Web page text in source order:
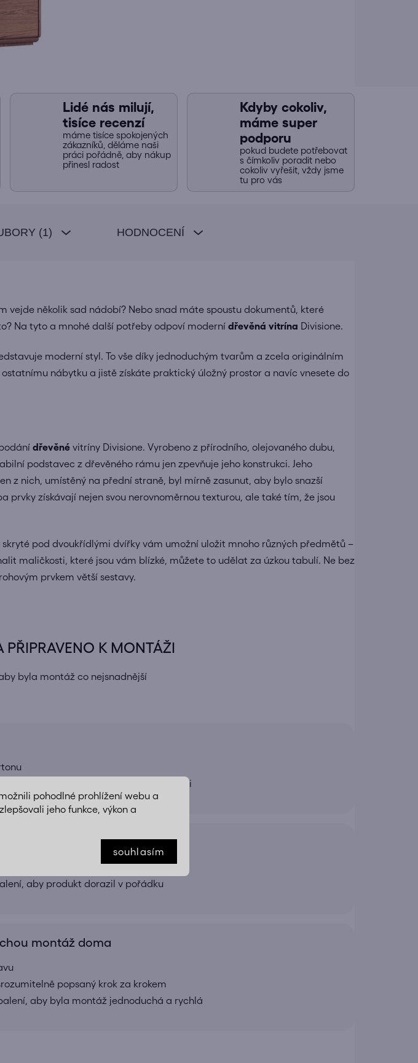
pohodlné prohlížení webu a
jeho funkce, výkon a
souhlasím
Lidé nás milují,
tisíce recenzí
máme tisíce spokojených
zákazníků, děláme naši
práci pořádně, aby nákup
přinesl radost
Kdyby cokoliv,
máme super
podporu
pokud budete potřebovat
s čímkoliv poradit nebo
cokoliv vyřešit, vždy jsme
tu pro vás
(1) HODNOCENÍ
vejde několik sad nádobí? Nebo snad máte spoustu dokumentů, které
Na tyto a mnohé další potřeby odpoví moderní dřevěná vitrína Divisione.
moderní styl. To vše díky jednoduchým tvarům a zcela originálním
nábytku a jistě získáte praktický úložný prostor a navíc vnesete do
dřevěné vitríny Divisione. Vyrobeno z přírodního, olejovaného dubu,
podstavec z dřevěného rámu jen zpevňuje jeho konstrukci. Jeho
z nich, umístěný na přední straně, byl mírně zasunut, aby bylo snazší
prvky získávají nejen svou nerovnoměrnou texturou, ale také tím, že jsou
skryté pod dvoukřídlými dvířky vám umožní uložit mnoho různých předmětů –
maličkosti, které jsou vám blízké, můžete to udělat za úzkou tabulí. Ne bez
prvkem větší sestavy.
PŘIPRAVENO K MONTÁŽI
byla montáž co nejsnadnější
do více balíků pro snadnější manipulaci
aby produkt dorazil v pořádku
montáž doma
popsaný krok za krokem
aby byla montáž jednoduchá a rychlá